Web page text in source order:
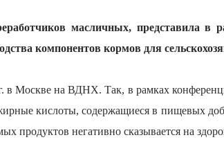
масличных, представила в
компонентов кормов для
в Москве на ВДНХ. Так, в рамках
кислоты, содержащиеся в пищевых
продуктов негативно сказывается на